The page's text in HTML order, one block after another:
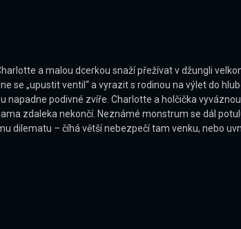
a malou dcerkou snaží přežívat v džungli
se „upustit ventil“ a vyrazit s rodinou na výlet do
napadne podivné zvíře. Charlotte a holčička
zdaleka nekončí. Neznámé monstrum se dál
dilematu – číhá větší nebezpečí tam venku, nebo